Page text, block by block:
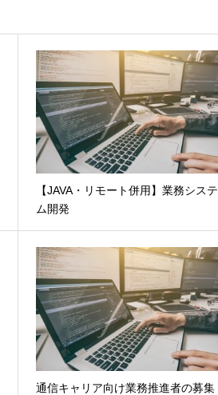
【JAVA・リモート併用】業務システ
ム開発
通信キャリア向け業務推進者の募集